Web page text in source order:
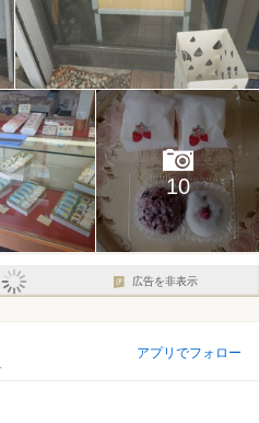
10
広告を非表示
アプリでフォロー